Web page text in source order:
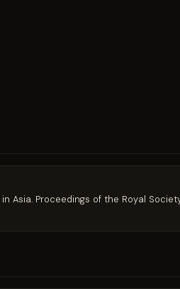
Asia. Proceedings of the Royal